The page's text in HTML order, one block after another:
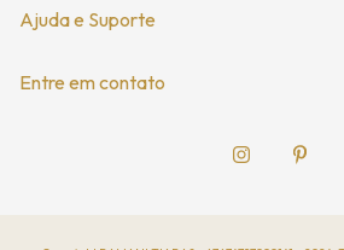
Ajuda e Suporte
Entre em contato